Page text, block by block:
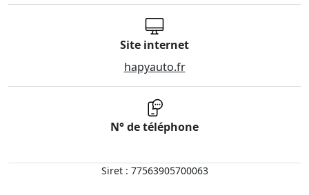
Site internet
hapyauto.fr
N° de téléphone
Siret : 77563905700063